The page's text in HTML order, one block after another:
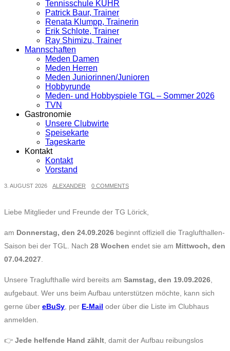
Tennisschule KUHR
Patrick Baur, Trainer
Renata Klumpp, Trainerin
Erik Schlote, Trainer
Ray Shimizu, Trainer
Mannschaften
Meden Damen
Meden Herren
Meden Juniorinnen/Junioren
Hobbyrunde
Meden- und Hobbyspiele TGL – Sommer 2026
TVN
Gastronomie
Unsere Clubwirte
Speisekarte
Tageskarte
Kontakt
Kontakt
Vorstand
3. AUGUST 2026 ALEXANDER 0 COMMENTS
Liebe Mitglieder und Freunde der TG Lörick,
am Donnerstag, den 24.09.2026 beginnt offiziell die Traglufthallen-
Saison bei der TGL. Nach 28 Wochen endet sie am Mittwoch, den
07.04.2027
Unsere Traglufthalle wird bereits am Samstag, den 19.09.2026
aufgebaut. Wer uns beim Aufbau unterstützen möchte, kann sich
gerne über eBuSy , per E-Mail oder über die Liste im Clubhaus
anmelden.
👉 Jede helfende Hand zählt , damit der Aufbau reibungslos